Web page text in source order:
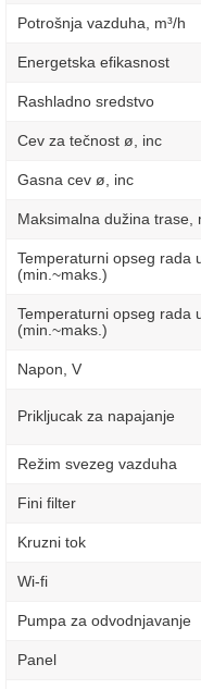
Potrošnja vazduha, m³/h
Energetska efikasnost
Rashladno sredstvo
Cev za tečnost ø, inc
Gasna cev ø, inc
Maksimalna dužina trase,
Temperaturni opseg rada
(min.~maks.)
Temperaturni opseg rada
(min.~maks.)
Napon, V
Prikljucak za napajanje
Režim svezeg vazduha
Fini filter
Kruzni tok
Wi-fi
Pumpa za odvodnjavanje
Panel